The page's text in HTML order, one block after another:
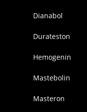
Dianabol
Durateston
Hemogenin
Mastebolin
Masteron